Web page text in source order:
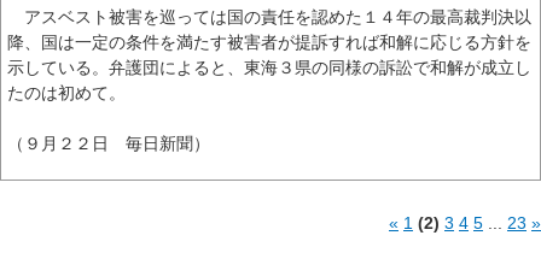
アスベスト被害を巡っては国の責任を認めた１４年の最高裁判決以
降、国は一定の条件を満たす被害者が提訴すれば和解に応じる方針を
示している。弁護団によると、東海３県の同様の訴訟で和解が成立し
たのは初めて。
（９月２２日 毎日新聞）
« 1 (2) 3 4 5 23 »